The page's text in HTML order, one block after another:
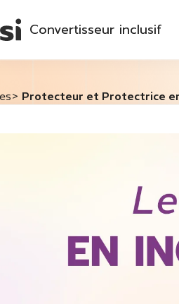
Convertisseur inclusif
> Protecteur et Protectrice